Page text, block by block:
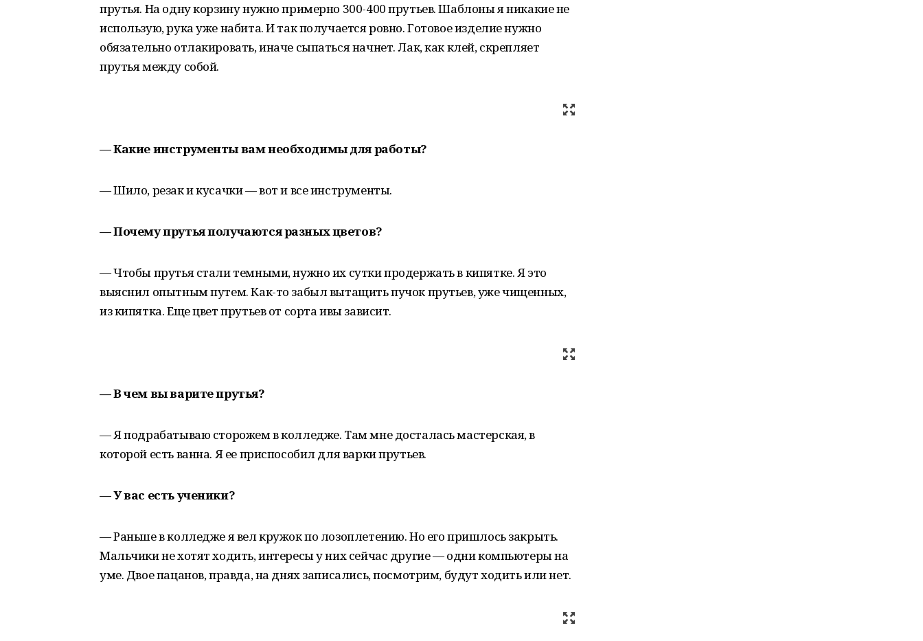
прутья. На одну корзину нужно примерно 300-400 прутьев. Шаблоны я никакие не
использую, рука уже набита. И так получается ровно. Готовое изделие нужно
обязательно отлакировать, иначе сыпаться начнет. Лак, как клей, скрепляет
прутья между собой.
— Какие инструменты вам необходимы для работы?
— Шило, резак и кусачки — вот и все инструменты.
— Почему прутья получаются разных цветов?
— Чтобы прутья стали темными, нужно их сутки продержать в кипятке. Я это
выяснил опытным путем. Как-то забыл вытащить пучок прутьев, уже чищенных,
из кипятка. Еще цвет прутьев от сорта ивы зависит.
— В чем вы варите прутья?
— Я подрабатываю сторожем в колледже. Там мне досталась мастерская, в
которой есть ванна. Я ее приспособил для варки прутьев.
— У вас есть ученики?
— Раньше в колледже я вел кружок по лозоплетению. Но его пришлось закрыть.
Мальчики не хотят ходить, интересы у них сейчас другие — одни компьютеры на
уме. Двое пацанов, правда, на днях записались, посмотрим, будут ходить или нет.